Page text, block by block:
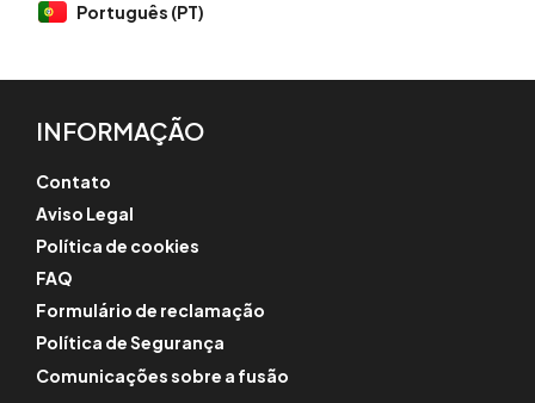
Português (PT)
INFORMAÇÃO
Contato
Aviso Legal
Política de cookies
FAQ
Formulário de reclamação
Política de Segurança
Comunicações sobre a fusão